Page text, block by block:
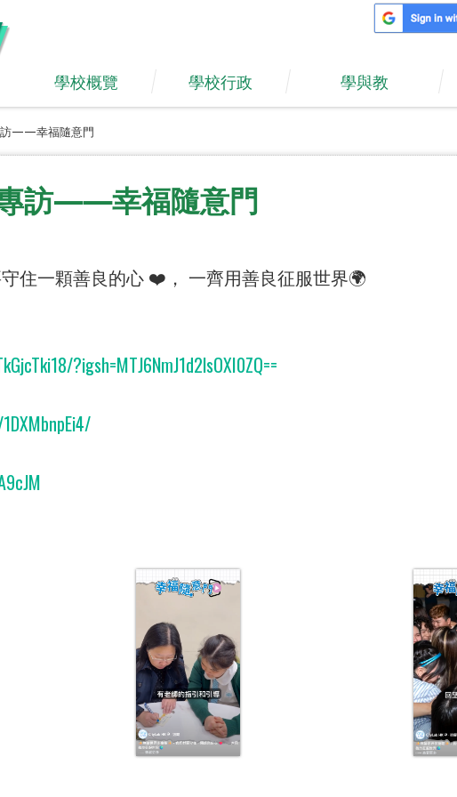
學校概覽 學校行政 學與教
訪——幸福隨意門
專訪——幸福隨意門
住一顆善良的心 ❤️， 一齊用善良征服世界🌍
?igsh=MTJ6NmJ1d2lsOXI0ZQ==